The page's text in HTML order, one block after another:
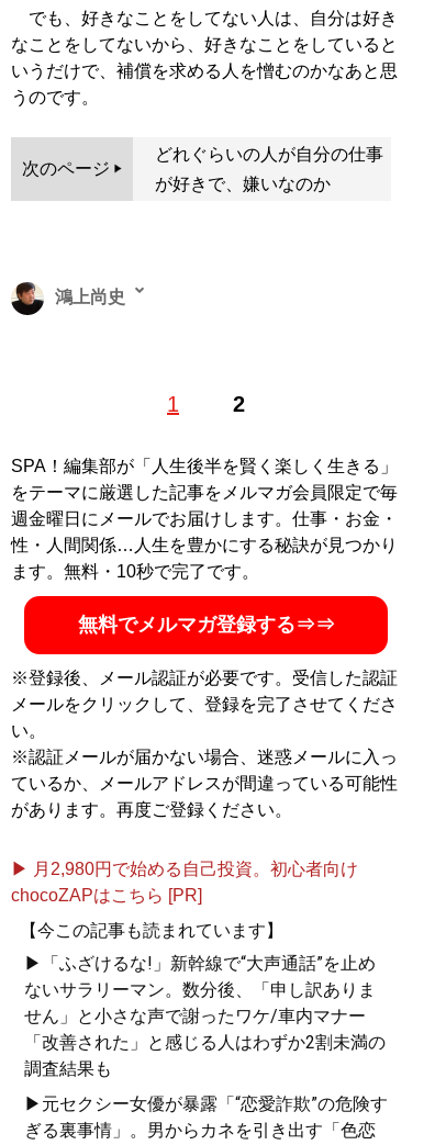
でも、好きなことをしてない人は、自分は好き
なことをしてないから、好きなことをしていると
いうだけで、補償を求める人を憎むのかなあと思
うのです。
次のページ
どれぐらいの人が自分の仕事
が好きで、嫌いなのか
1 2
鴻上尚史
『週刊SPA!』(扶桑社)好評連載コラムの待望の
単行本化 第19弾!2018年1月2・9日合併号〜
2020年5月26日号まで、全96本。
記事一覧へ
SPA！編集部が「人生後半を賢く楽しく生きる」
をテーマに厳選した記事をメルマガ会員限定で毎
週金曜日にメールでお届けします。仕事・お金・
性・人間関係…人生を豊かにする秘訣が見つかり
ます。無料・10秒で完了です。
無料でメルマガ登録する⇒⇒
※登録後、メール認証が必要です。受信した認証
メールをクリックして、登録を完了させてくださ
い。
※認証メールが届かない場合、迷惑メールに入っ
ているか、メールアドレスが間違っている可能性
があります。再度ご登録ください。
▶ 月2,980円で始める自己投資。初心者向け
chocoZAPはこちら [PR]
【今この記事も読まれています】
▶「ふざけるな!」新幹線で“大声通話”を止め
ないサラリーマン。数分後、「申し訳ありま
せん」と小さな声で謝ったワケ/車内マナー
「改善された」と感じる人はわずか2割未満の
調査結果も
▶元セクシー女優が暴露「“恋愛詐欺”の危険す
ぎる裏事情」。男からカネを引き出す「色恋